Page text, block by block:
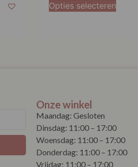
Opties selecteren
Onze winkel
Maandag: Gesloten
Dinsdag: 11:00 – 17:00
Woensdag: 11:00 – 17:00
Donderdag: 11:00 – 17:00
Vrijdag: 11:00 – 17:00